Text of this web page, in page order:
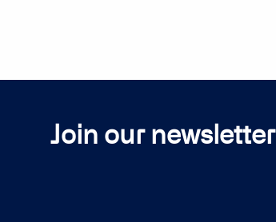
Join our newsletter